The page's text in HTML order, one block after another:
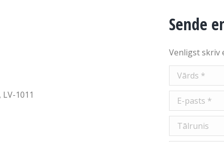
1011
Sende
Venligst skriv